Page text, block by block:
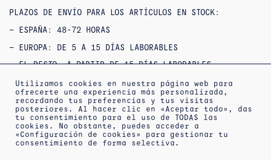
PLAZOS DE ENVÍO PARA LOS ARTÍCULOS EN STOCK:
– ESPAÑA: 48-72 HORAS
– EUROPA: DE 5 A 15 DÍAS LABORABLES
– EL RESTO, A PARTIR DE 15 DÍAS LABORABLES
SI NO ENCUENTRAS TU TALLA O QUIERES CONSULTAR
DISPONIBILIDAD / ENTREGAS URGENTES,
PUEDESCONTACTAR
CON NOSOTROS.
OUTLET : NO SE ACEPTAN DEVOLUCIONES NI CAMBIOS***
***PRODUCTOS REBAJADOS: NO SE ACEPTAN CAMBIOS NI
DEVOLUCIONES***
Utilizamos cookies en nuestra página web para
ofrecerte una experiencia más personalizada,
recordando tus preferencias y tus visitas
posteriores. Al hacer clic en «Aceptar todo», das
tu consentimiento para el uso de TODAS las
cookies. No obstante, puedes acceder a
«Configuración de cookies» para gestionar tu
consentimiento de forma selectiva.